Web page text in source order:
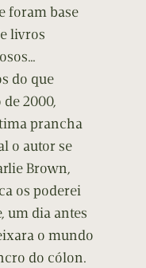
foram base
livros
do que
de 2000,
prancha
o autor se
Brown,
os poderei
um dia antes
o mundo
do cólon.